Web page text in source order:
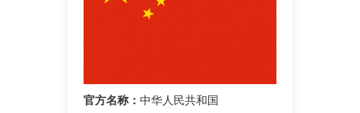
官方名称： 中华人民共和国